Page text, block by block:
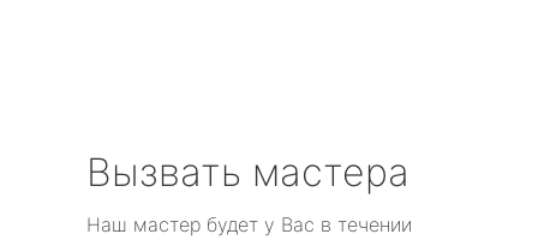
Вызвать мастера
Наш мастер будет у Вас в течении